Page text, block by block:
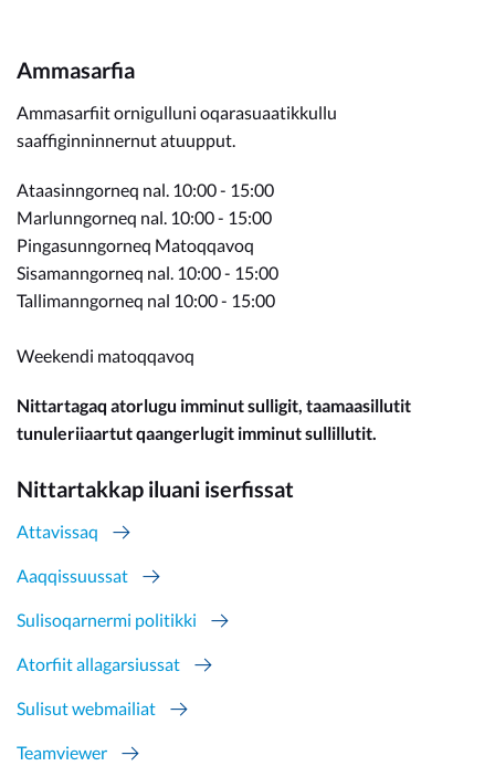
Ammasarfia
Ammasarfiit ornigulluni oqarasuaatikkullu
saaffiginninnernut atuupput.
Ataasinngorneq nal. 10:00 - 15:00
Marlunngorneq nal. 10:00 - 15:00
Pingasunngorneq Matoqqavoq
Sisamanngorneq nal. 10:00 - 15:00
Tallimanngorneq nal 10:00 - 15:00
Weekendi matoqqavoq
Nittartagaq atorlugu imminut sulligit, taamaasillutit
tunuleriiaartut qaangerlugit imminut sullillutit.
Nittartakkap iluani iserfissat
Attavissaq
Aaqqissuussat
Sulisoqarnermi politikki
Atorfiit allagarsiussat
Sulisut webmailiat
Teamviewer